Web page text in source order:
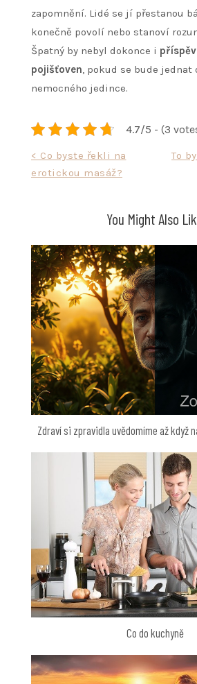
zapomnění. Lidé se jí přestanou
konečně povolí nebo stanoví
Špatný by nebyl dokonce i
pojišťoven , pokud se bude jednat
nemocného jedince.
4.7/5 - (3
Navigace< Co byste řekli na
erotickou masáž?
To
You Might Also
Zdraví si zpravidla uvědomíme až když
Co do kuchyně